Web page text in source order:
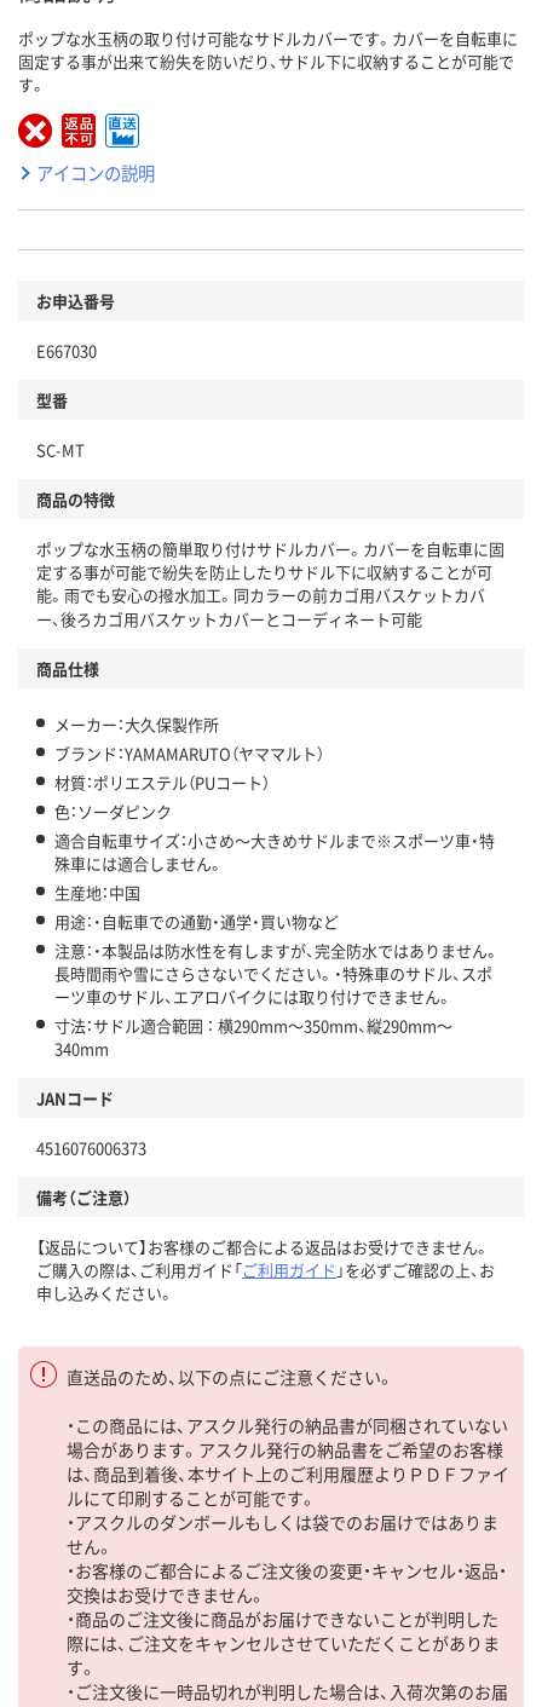
ポップな水玉柄の取り付け可能なサドルカバーです。カバーを自転車に
固定する事が出来て紛失を防いだり、サドル下に収納することが可能で
す。
アイコンの説明
お申込番号
E667030
型番
SC-MT
商品の特徴
ポップな水玉柄の簡単取り付けサドルカバー。カバーを自転車に固
定する事が可能で紛失を防止したりサドル下に収納することが可
能。雨でも安心の撥水加工。同カラーの前カゴ用バスケットカバ
ー、後ろカゴ用バスケットカバーとコーディネート可能
商品仕様
メーカー：大久保製作所
ブランド：YAMAMARUTO（ヤママルト）
材質：ポリエステル（PUコート）
色：ソーダピンク
適合自転車サイズ：小さめ～大きめサドルまで※スポーツ車・特
殊車には適合しません。
生産地：中国
用途：・自転車での通勤・通学・買い物など
注意：・本製品は防水性を有しますが、完全防水ではありません。
長時間雨や雪にさらさないでください。・特殊車のサドル、スポ
ーツ車のサドル、エアロバイクには取り付けできません。
寸法：サドル適合範囲 ： 横290mm～350mm、縦290mm～
340mm
JANコード
4516076006373
備考（ご注意）
【返品について】お客様のご都合による返品はお受けできません。
ご購入の際は、ご利用ガイド「ご利用ガイド 」を必ずご確認の上、お
申し込みください。
直送品のため、以下の点にご注意ください。
・この商品には、アスクル発行の納品書が同梱されていない
場合があります。アスクル発行の納品書をご希望のお客様
は、商品到着後、本サイト上のご利用履歴よりＰＤＦファイ
ルにて印刷することが可能です。
・アスクルのダンボールもしくは袋でのお届けではありま
せん。
・お客様のご都合によるご注文後の変更・キャンセル・返品・
交換はお受けできません。
・商品のご注文後に商品がお届けできないことが判明した
際には、ご注文をキャンセルさせていただくことがありま
す。
・ご注文後に一時品切れが判明した場合は、入荷次第のお届